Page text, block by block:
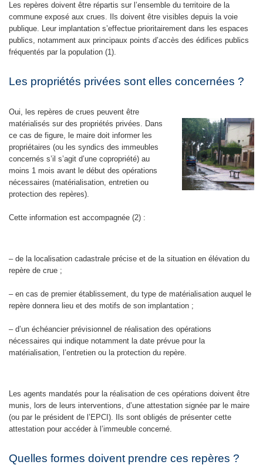
Les repères doivent être répartis sur l’ensemble du territoire de la
commune exposé aux crues. Ils doivent être visibles depuis la voie
publique. Leur implantation s’effectue prioritairement dans les espaces
publics, notamment aux principaux points d’accès des édifices publics
fréquentés par la population (1).
Les propriétés privées sont elles concernées ?
Oui, les repères de crues peuvent être
matérialisés sur des propriétés privées. Dans
ce cas de figure, le maire doit informer les
propriétaires (ou les syndics des immeubles
concernés s’il s’agit d’une copropriété) au
moins 1 mois avant le début des opérations
nécessaires (matérialisation, entretien ou
protection des repères).
Cette information est accompagnée (2) :
– de la localisation cadastrale précise et de la situation en élévation du
repère de crue ;
– en cas de premier établissement, du type de matérialisation auquel le
repère donnera lieu et des motifs de son implantation ;
– d’un échéancier prévisionnel de réalisation des opérations
nécessaires qui indique notamment la date prévue pour la
matérialisation, l’entretien ou la protection du repère.
Les agents mandatés pour la réalisation de ces opérations doivent être
munis, lors de leurs interventions, d’une attestation signée par le maire
(ou par le président de l’EPCI). Ils sont obligés de présenter cette
attestation pour accéder à l’immeuble concerné.
Quelles formes doivent prendre ces repères ?